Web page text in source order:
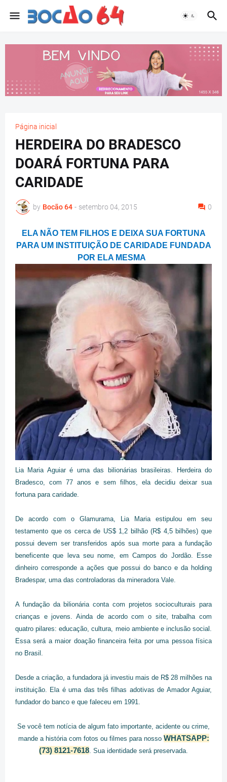
Página inicial
HERDEIRA DO BRADESCO
DOARÁ FORTUNA PARA
CARIDADE
by Bocão 64 - setembro 04, 2015 0
ELA NÃO TEM FILHOS E DEIXA SUA FORTUNA
PARA UM INSTITUIÇÃO DE CARIDADE FUNDADA
POR ELA MESMA
Lia Maria Aguiar é uma das bilionárias brasileiras. Herdeira do
Bradesco, com 77 anos e sem filhos, ela decidiu deixar sua
fortuna para caridade.
De acordo com o Glamurama, Lia Maria estipulou em seu
testamento que os cerca de US$ 1,2 bilhão (R$ 4,5 bilhões) que
possui devem ser transferidos após sua morte para a fundação
beneficente que leva seu nome, em Campos do Jordão. Esse
dinheiro corresponde a ações que possui do banco e da holding
Bradespar, uma das controladoras da mineradora Vale.
A fundação da bilionária conta com projetos socioculturais para
crianças e jovens. Ainda de acordo com o site, trabalha com
quatro pilares: educação, cultura, meio ambiente e inclusão social.
Essa será a maior doação financeira feita por uma pessoa física
no Brasil.
Desde a criação, a fundadora já investiu mais de R$ 28 milhões na
instituição. Ela é uma das três filhas adotivas de Amador Aguiar,
fundador do banco e que faleceu em 1991.
Se você tem notícia de algum fato importante, acidente ou crime,
mande a história com fotos ou filmes para nosso WHATSAPP:
(73) 8121-7618. Sua identidade será preservada.